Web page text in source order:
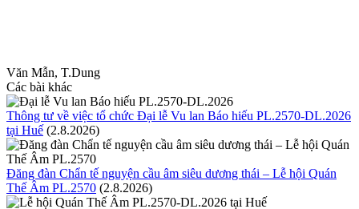
Văn Mẫn, T.Dung
Các bài khác
Thông tư về việc tổ chức Đại lễ Vu lan Báo hiếu PL.2570-DL.2026
tại Huế (2.8.2026)
Đăng đàn Chẩn tế nguyện cầu âm siêu dương thái – Lễ hội Quán
Thế Âm PL.2570 (2.8.2026)